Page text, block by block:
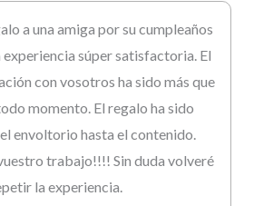
a una amiga por su cumpleaños
experiencia súper satisfactoria. El
con vosotros ha sido más que
momento. El regalo ha sido
envoltorio hasta el contenido.
trabajo!!!! Sin duda volveré
la experiencia.